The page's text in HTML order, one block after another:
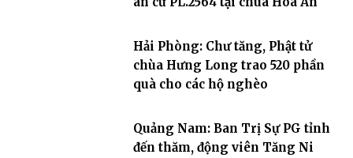
Hải Phòng: Chư tăng, Phật tử
chùa Hưng Long trao 520 phần
quà cho các hộ nghèo
Quảng Nam: Ban Trị Sự PG tỉnh
đến thăm, động viên Tăng Ni